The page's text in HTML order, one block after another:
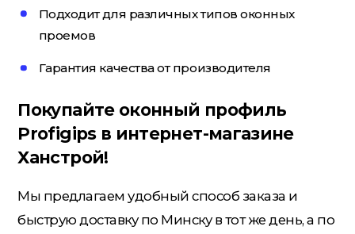
Подходит для различных типов оконных
проемов
Гарантия качества от производителя
Покупайте оконный профиль
Profigips в интернет-магазине
Ханстрой!
Мы предлагаем удобный способ заказа и
быструю доставку по Минску в тот же день, а по